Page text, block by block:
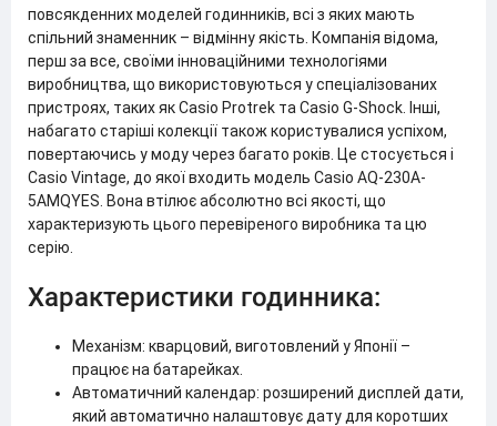
повсякденних моделей годинників, всі з яких мають
спільний знаменник – відмінну якість. Компанія відома,
перш за все, своїми інноваційними технологіями
виробництва, що використовуються у спеціалізованих
пристроях, таких як Casio Protrek та Casio G-Shock. Інші,
набагато старіші колекції також користувалися успіхом,
повертаючись у моду через багато років. Це стосується і
Casio Vintage, до якої входить модель Casio AQ-230A-
5AMQYES. Вона втілює абсолютно всі якості, що
характеризують цього перевіреного виробника та цю
серію.
Характеристики годинника:
Механізм: кварцовий, виготовлений у Японії –
працює на батарейках.
Автоматичний календар: розширений дисплей дати,
який автоматично налаштовує дату для коротших